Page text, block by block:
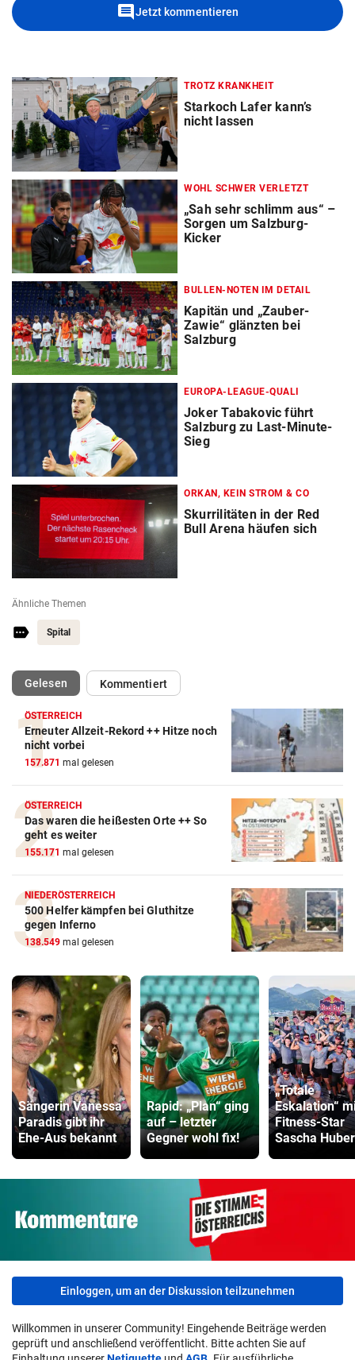
commentJetzt kommentieren
TROTZ KRANKHEIT
Starkoch Lafer kann’s
nicht lassen
WOHL SCHWER VERLETZT
„Sah sehr schlimm aus“ –
Sorgen um Salzburg-
Kicker
BULLEN-NOTEN IM DETAIL
Kapitän und „Zauber-
Zawie“ glänzten bei
Salzburg
EUROPA-LEAGUE-QUALI
Joker Tabakovic führt
Salzburg zu Last-Minute-
Sieg
ORKAN, KEIN STROM & CO
Skurrilitäten in der Red
Bull Arena häufen sich
Ähnliche Themen
Spital
Gelesen(ausgewählt)Kommentiert
ÖSTERREICH
Erneuter Allzeit-Rekord ++ Hitze noch
nicht vorbei
157.871 mal gelesen
ÖSTERREICH
Das waren die heißesten Orte ++ So
geht es weiter
155.171 mal gelesen
NIEDERÖSTERREICH
500 Helfer kämpfen bei Gluthitze
gegen Inferno
138.549 mal gelesen
Sängerin Vanessa
Paradis gibt ihr
Ehe-Aus bekannt
Rapid: „Plan“ ging
auf – letzter
Gegner wohl fix!
„Totale
Eskalation“
Fitness-Star
Sascha Huber
Einloggen, um an der Diskussion teilzunehmen
Willkommen in unserer Community! Eingehende Beiträge werden
geprüft und anschließend veröffentlicht. Bitte achten Sie auf